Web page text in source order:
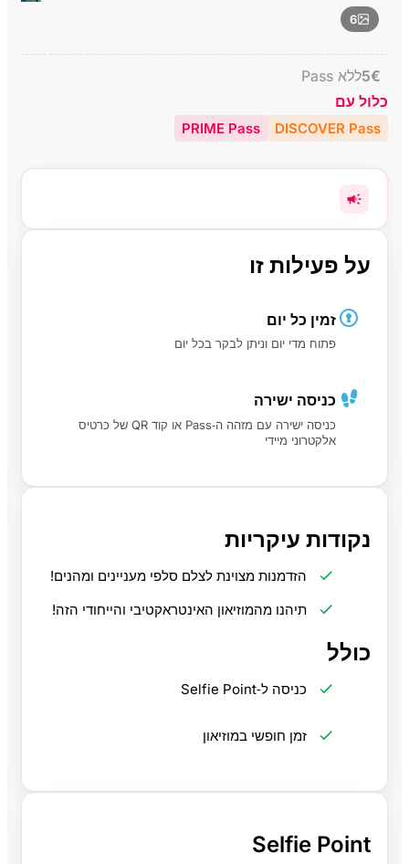
6
€
5ללא Pass
כלול עם
DISCOVER Pass
PRIME Pass
על פעילות זו
זמין כל יום
פתוח מדי יום וניתן לבקר בכל יום
כניסה ישירה
כניסה ישירה עם מזהה ה‑Pass או קוד QR של כרטיס
אלקטרוני מיידי
נקודות עיקריות
הזדמנות מצוינת לצלם סלפי מעניינים ומהנים!
תיהנו מהמוזיאון האינטראקטיבי והייחודי הזה!
כולל
כניסה ל‑Selfie Point
זמן חופשי במוזיאון
Selfie Point